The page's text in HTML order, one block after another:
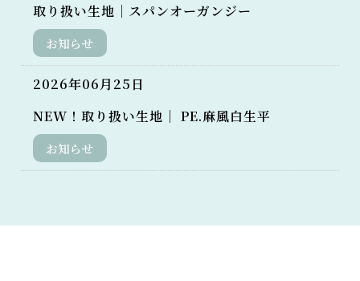
取り扱い生地｜スパンオーガンジー
お知らせ
2026年06月25日
NEW！取り扱い生地｜ PE.麻風白生平
お知らせ